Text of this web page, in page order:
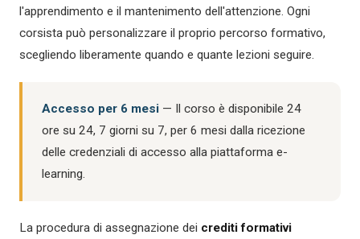
l'apprendimento e il mantenimento dell'attenzione. Ogni
corsista può personalizzare il proprio percorso formativo,
scegliendo liberamente quando e quante lezioni seguire.
Accesso per 6 mesi — Il corso è disponibile 24
ore su 24, 7 giorni su 7, per 6 mesi dalla ricezione
delle credenziali di accesso alla piattaforma e-
learning.
La procedura di assegnazione dei crediti formativi